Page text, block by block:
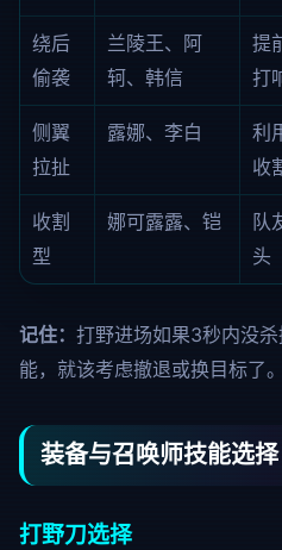
绕后
偷袭
兰陵王、阿
轲、韩信
提
打
侧翼
拉扯
露娜、李白
利
收
收割
型
娜可露露、铠
队
头
记住： 打野进场如果3秒内没
能，就该考虑撤退或换目标了
装备与召唤师技能选择
打野刀选择